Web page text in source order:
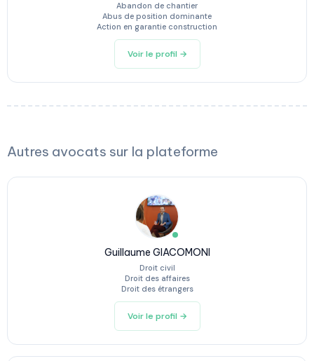
Abandon de chantier
Abus de position dominante
Action en garantie construction
Voir le profil →
Autres avocats sur la plateforme
Guillaume GIACOMONI
Droit civil
Droit des affaires
Droit des étrangers
Voir le profil →